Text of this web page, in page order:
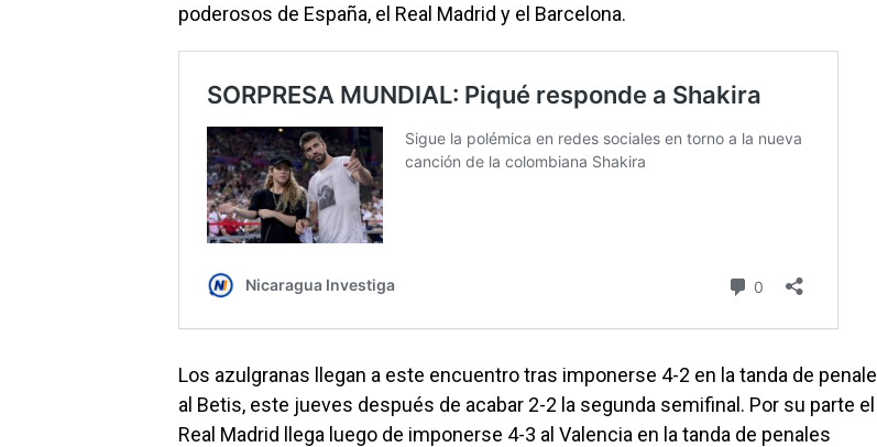
poderosos de España, el Real Madrid y el Barcelona.
Los azulgranas llegan a este encuentro tras imponerse 4-2 en la tanda de
al Betis, este jueves después de acabar 2-2 la segunda semifinal. Por su parte el
Real Madrid llega luego de imponerse 4-3 al Valencia en la tanda de penales